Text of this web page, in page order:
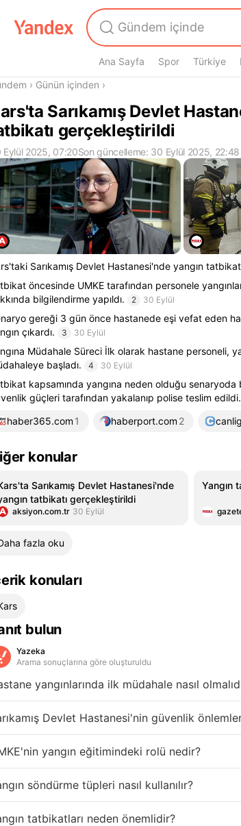
Ana Sayfa Spor Türkiye
› Günün içinden ›
Sarıkamış Devlet
gerçekleştirildi
Eylül 2025, 07:20Son güncelleme: 30 Eylül 2025, 22:48
Sarıkamış Devlet Hastanesi'nde yangın
öncesinde UMKE tarafından personele
bilgilendirme yapıldı.
2 30 Eylül
gereği 3 gün önce hastanede eşi vefat eden
çıkardı.
3 30 Eylül
Müdahale Süreci İlk olarak hastane personeli,
başladı.
4 30 Eylül
kapsamında yangına neden olduğu senaryoda
güçleri tarafından yakalanıp polise teslim edildi.
haber365.com 1 haberport.com 2
konular
Sarıkamış Devlet Hastanesi'nde
tatbikatı gerçekleştirildi
aksiyon.com.tr 30 Eylül
Yangın
fazla oku
konuları
bulun
Yazeka
Arama sonuçlarına göre oluşturuldu
yangınlarında ilk müdahale nasıl
Devlet Hastanesi'nin güvenlik
yangın eğitimindeki rolü nedir?
söndürme tüpleri nasıl kullanılır?
tatbikatları neden önemlidir?